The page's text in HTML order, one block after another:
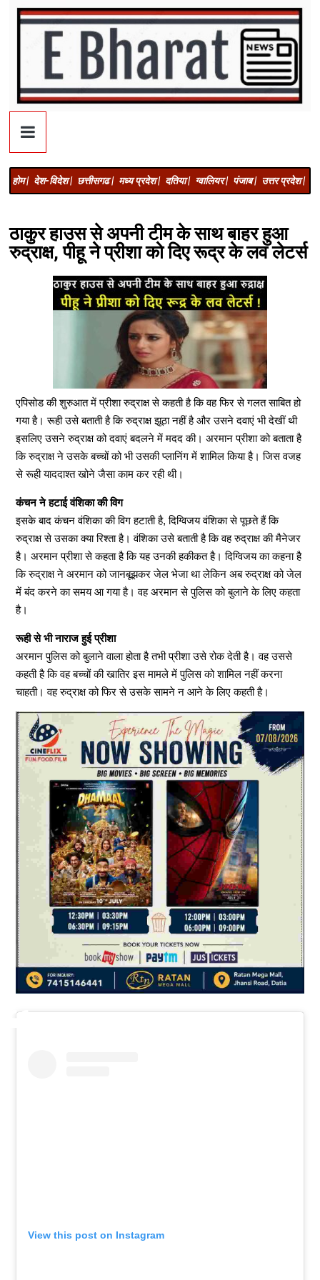
होम | देश-विदेश | छत्तीसगढ | मध्य प्रदेश | दतिया | ग्वालियर | पंजाब | उत्तर प्रदेश |
ठाकुर हाउस से अपनी टीम के साथ बाहर हुआ
रुद्राक्ष, पीहू ने प्रीशा को दिए रूद्र के लव लेटर्स
एपिसोड की शुरुआत में प्रीशा रुद्राक्ष से कहती है कि वह फिर से गलत साबित हो
गया है। रूही उसे बताती है कि रुद्राक्ष झूठा नहीं है और उसने दवाएं भी देखीं थी
इसलिए उसने रुद्राक्ष को दवाएं बदलने में मदद की। अरमान प्रीशा को बताता है
कि रुद्राक्ष ने उसके बच्चों को भी उसकी प्लानिंग में शामिल किया है। जिस वजह
से रूही याददाश्त खोने जैसा काम कर रही थी।
कंचन ने हटाई वंशिका की विग
इसके बाद कंचन वंशिका की विग हटाती है, दिग्विजय वंशिका से पूछते हैं कि
रुद्राक्ष से उसका क्या रिश्ता है। वंशिका उसे बताती है कि वह रुद्राक्ष की मैनेजर
है। अरमान प्रीशा से कहता है कि यह उनकी हकीकत है। दिग्विजय का कहना है
कि रुद्राक्ष ने अरमान को जानबूझकर जेल भेजा था लेकिन अब रुद्राक्ष को जेल
में बंद करने का समय आ गया है। वह अरमान से पुलिस को बुलाने के लिए कहता
है।
रूही से भी नाराज हुई प्रीशा
अरमान पुलिस को बुलाने वाला होता है तभी प्रीशा उसे रोक देती है। वह उससे
कहती है कि वह बच्चों की खातिर इस मामले में पुलिस को शामिल नहीं करना
चाहती। वह रुद्राक्ष को फिर से उसके सामने न आने के लिए कहती है।
View this post on Instagram